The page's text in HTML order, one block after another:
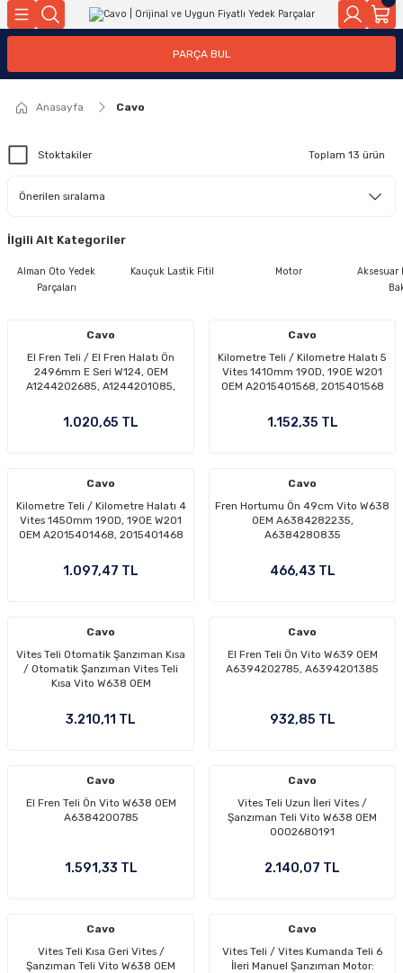
Geri Dön
Parçaları
Geri Dön
Geri Dön
Yakıt Pompası, Yakıt Hatları
Motor Elektrik
Alternatör Marş Motoru
Geri Dön
Geri Dön
Geri Dön
Kollar
Geri Dön
Sistemleri
Geri Dön
Ön Arka
Geri Dön
PARÇA BUL
Anasayfa Cavo
Stoktakiler Toplam 13 ürün
İlgili Alt Kategoriler
Alman Oto Yedek
Parçaları
Kauçuk Lastik Fitil Motor
Aksesuar
Cavo
El Fren Teli / El Fren Halatı Ön
2496mm E Seri W124, OEM
A1244202685, A1244201085,
1244201085, 1244203685
1.020,65 TL
Cavo
Kilometre Teli / Kilometre Halatı 5
Vites 1410mm 190D, 190E W201
OEM A2015401568, 2015401568
1.152,35 TL
Cavo
Kilometre Teli / Kilometre Halatı 4
Vites 1450mm 190D, 190E W201
OEM A2015401468, 2015401468
1.097,47 TL
Cavo
Fren Hortumu Ön 49cm Vito W638
OEM A6384282235,
A6384280835
466,43 TL
Cavo
Vites Teli Otomatik Şanzıman Kısa
/ Otomatik Şanzıman Vites Teli
Kısa Vito W638 OEM
A0002680291
3.210,11 TL
Cavo
El Fren Teli Ön Vito W639 OEM
A6394202785, A6394201385
932,85 TL
Cavo
El Fren Teli Ön Vito W638 OEM
A6384200785
1.591,33 TL
Cavo
Vites Teli Uzun İleri Vites /
Şanzıman Teli Vito W638 OEM
0002680191
2.140,07 TL
Cavo
Vites Teli Kısa Geri Vites /
Şanzıman Teli Vito W638 OEM
Cavo
Vites Teli / Vites Kumanda Teli 6
İleri Manuel Şanzıman Motor: